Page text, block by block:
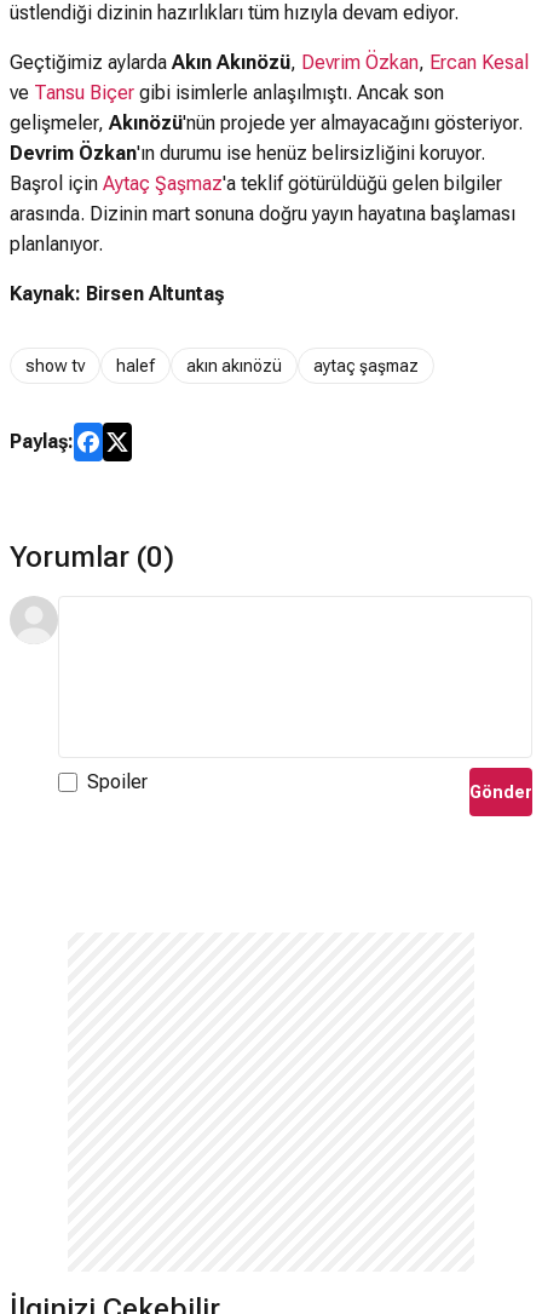
üstlendiği dizinin hazırlıkları tüm hızıyla devam ediyor.
Geçtiğimiz aylarda Akın Akınözü, Devrim Özkan, Ercan Kesal
ve Tansu Biçer gibi isimlerle anlaşılmıştı. Ancak son
gelişmeler, Akınözü'nün projede yer almayacağını gösteriyor.
Devrim Özkan'ın durumu ise henüz belirsizliğini koruyor.
Başrol için Aytaç Şaşmaz'a teklif götürüldüğü gelen bilgiler
arasında. Dizinin mart sonuna doğru yayın hayatına başlaması
planlanıyor.
Kaynak: Birsen Altuntaş
show tv halef akın akınözü aytaç şaşmaz
Paylaş:
Yorumlar (0)
Spoiler Gönder